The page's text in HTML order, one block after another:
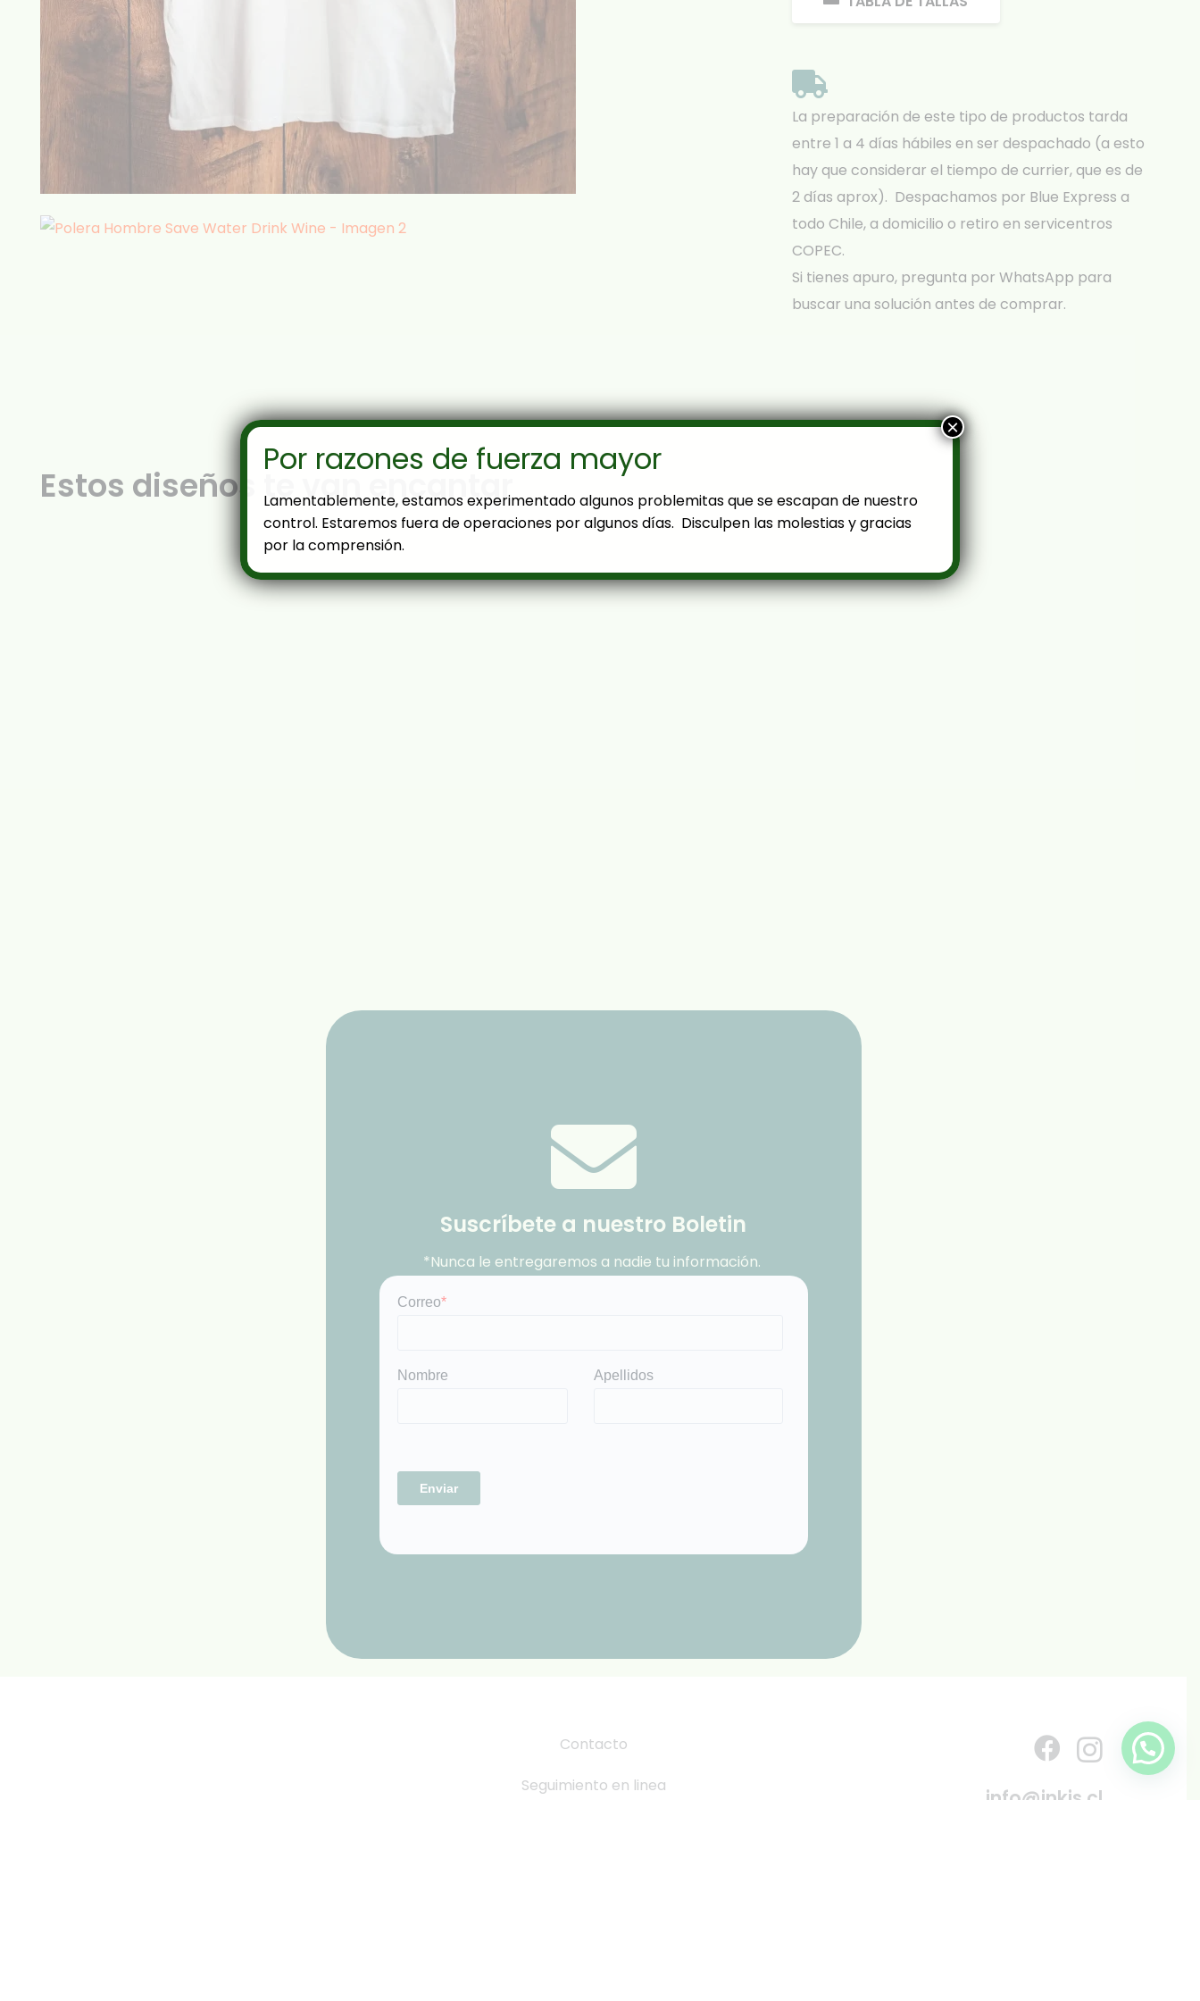
La preparación de este tipo de productos tarda
entre 1 a 4 días hábiles en ser despachado (a esto
hay que considerar el tiempo de currier, que es de
2 días aprox). Despachamos por Blue Express a
todo Chile, a domicilio o retiro en servicentros
COPEC.
Si tienes apuro, pregunta por WhatsApp para
buscar una solución antes de comprar.
Estos diseños te van encantar
Suscríbete a nuestro Boletin
*Nunca le entregaremos a nadie tu información.
Contacto
Seguimiento en linea
info@inkis.cl
Por razones de fuerza mayor
Lamentablemente, estamos experimentado algunos problemitas que se escapan de nuestro
control. Estaremos fuera de operaciones por algunos días. Disculpen las molestias y gracias
por la comprensión.
×